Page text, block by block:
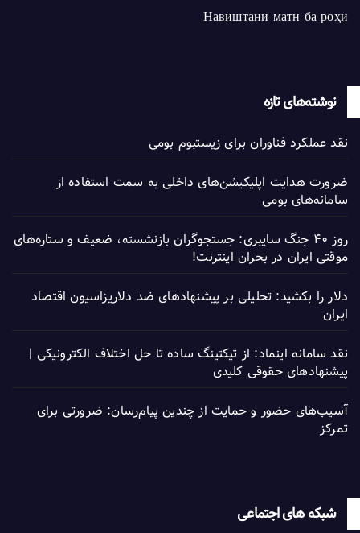
Навиштани матн ба роҳи
نوشته‌های تازه
نقد عملکرد فناوران برای زیستبوم بومی
ضرورت هدایت اپلیکیشن‌های داخلی به سمت استفاده از
سامانه‌های بومی
روز ۴۰ جنگ سایبری: جستجوگران بازنشسته، ضعیف و ستاره‌های
موقتی ایران در بحران اینترنت!
دلار را بکشید: تحلیلی بر پیشنهادهای ضد دلاریزاسیون اقتصاد
ایران
نقد سامانه اینماد: از تیکتینگ ساده تا حل اختلاف الکترونیکی |
پیشنهادهای حقوقی کلیدی
آسیب‌های حضور و حمایت از چندین پیام‌رسان: ضرورتی برای
تمرکز
شبکه های اجتماعی